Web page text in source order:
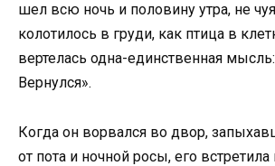
шел всю ночь и половину утра, не
колотилось в груди, как птица в
вертелась одна-единственная
Вернулся».
Когда он ворвался во двор,
от пота и ночной росы, его